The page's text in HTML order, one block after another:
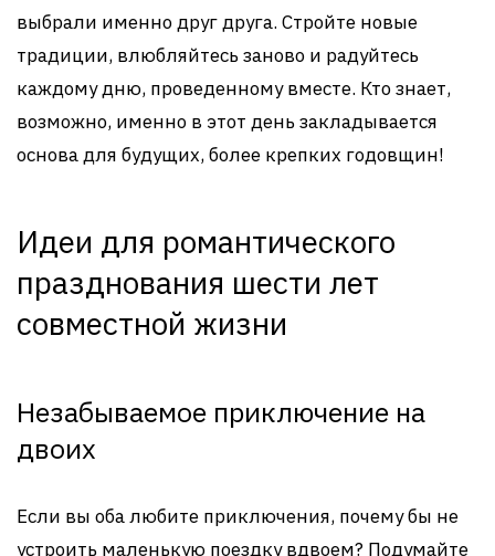
выбрали именно друг друга. Стройте новые
традиции, влюбляйтесь заново и радуйтесь
каждому дню, проведенному вместе. Кто знает,
возможно, именно в этот день закладывается
основа для будущих, более крепких годовщин!
Идеи для романтического
празднования шести лет
совместной жизни
Незабываемое приключение на
двоих
Если вы оба любите приключения, почему бы не
устроить маленькую поездку вдвоем? Подумайте